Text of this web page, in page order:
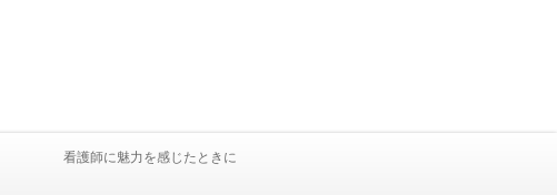
看護師に魅力を感じたときに